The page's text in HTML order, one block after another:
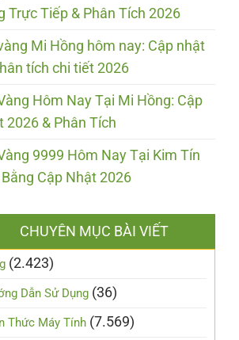
Trực Tiếp & Phân Tích 2026
Mi Hồng hôm nay: Cập nhật
tích chi tiết 2026
Hôm Nay Tại Mi Hồng: Cập
2026 & Phân Tích
9999 Hôm Nay Tại Kim Tín
Cập Nhật 2026
CHUYÊN MỤC BÀI VIẾT
(2.423)
Dẫn Sử Dụng (36)
Thức Máy Tính (7.569)